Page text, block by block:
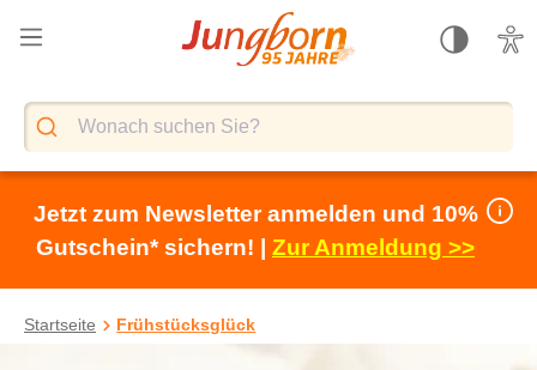
springen
Jetzt zum Newsletter anmelden und 10%
Gutschein* sichern! | Zur Anmeldung >>
Startseite Frühstücksglück